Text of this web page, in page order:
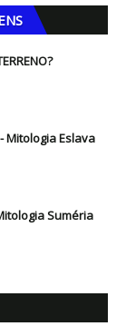
Mitologia Eslava
Suméria